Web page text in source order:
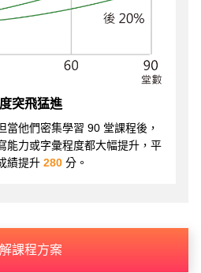
突飛猛進
當他們密集學習 90 堂課程後，
能力或字彙程度都大幅提升，平
績提升 280 分。
課程方案